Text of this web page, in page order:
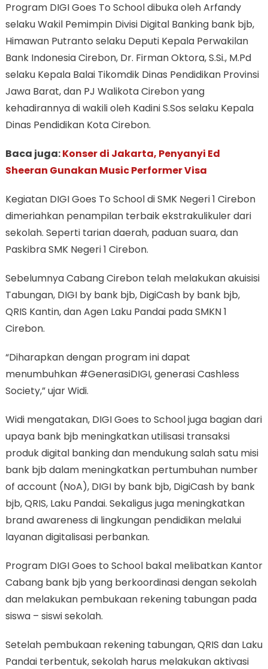
Program DIGI Goes To School dibuka oleh Arfandy
selaku Wakil Pemimpin Divisi Digital Banking bank bjb,
Himawan Putranto selaku Deputi Kepala Perwakilan
Bank Indonesia Cirebon, Dr. Firman Oktora, S.Si., M.Pd
selaku Kepala Balai Tikomdik Dinas Pendidikan Provinsi
Jawa Barat, dan PJ Walikota Cirebon yang
kehadirannya di wakili oleh Kadini S.Sos selaku Kepala
Dinas Pendidikan Kota Cirebon.
Baca juga:Konser di Jakarta, Penyanyi Ed
Sheeran Gunakan Music Performer Visa
Kegiatan DIGI Goes To School di SMK Negeri 1 Cirebon
dimeriahkan penampilan terbaik ekstrakulikuler dari
sekolah. Seperti tarian daerah, paduan suara, dan
Paskibra SMK Negeri 1 Cirebon.
Sebelumnya Cabang Cirebon telah melakukan akuisisi
Tabungan, DIGI by bank bjb, DigiCash by bank bjb,
QRIS Kantin, dan Agen Laku Pandai pada SMKN 1
Cirebon.
“Diharapkan dengan program ini dapat
menumbuhkan #GenerasiDIGI, generasi Cashless
Society,” ujar Widi.
Widi mengatakan, DIGI Goes to School juga bagian dari
upaya bank bjb meningkatkan utilisasi transaksi
produk digital banking dan mendukung salah satu misi
bank bjb dalam meningkatkan pertumbuhan number
of account (NoA), DIGI by bank bjb, DigiCash by bank
bjb, QRIS, Laku Pandai. Sekaligus juga meningkatkan
brand awareness di lingkungan pendidikan melalui
layanan digitalisasi perbankan.
Program DIGI Goes to School bakal melibatkan Kantor
Cabang bank bjb yang berkoordinasi dengan sekolah
dan melakukan pembukaan rekening tabungan pada
siswa – siswi sekolah.
Setelah pembukaan rekening tabungan, QRIS dan Laku
Pandai terbentuk, sekolah harus melakukan aktivasi